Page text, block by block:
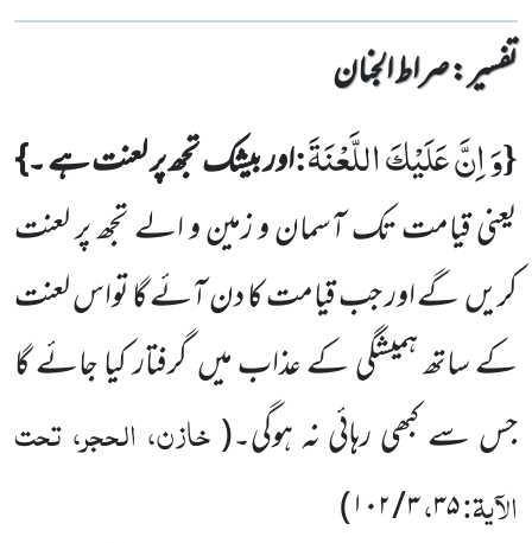
تفسیر : ‎صراط الجنان
{وَ اِنَّ عَلَیْكَ اللَّعْنَةَ:اور بیشک تجھ پر لعنت ہے ۔}
یعنی قیامت تک آسمان و زمین و الے تجھ پر لعنت
کریںگے اور جب قیامت کا دن آئے گا تواس لعنت
کے ساتھ ہمیشگی کے عذاب میںگرفتار کیا جائے گا
جس سے کبھی رہائی نہ ہوگی۔(خازن، الحجر، تحت
الآیۃ:۳۵،۳ / ۱۰۲ )